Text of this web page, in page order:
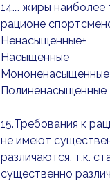
14.… жиры наиболее
рационе
Ненасыщенные+
Насыщенные
Мононенасыщенные
Полиненасыщенные
15.Требования к
не имеют
различаются, т.к.
существенно